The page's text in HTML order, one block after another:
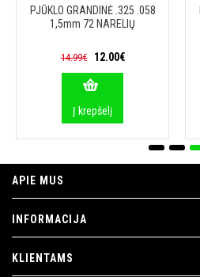
PJŪKLO GRANDINĖ .325 .058
1,5mm 72 NARELIŲ
14.99€ 12.00€
Į krepšelį
APIE MUS
INFORMACIJA
KLIENTAMS